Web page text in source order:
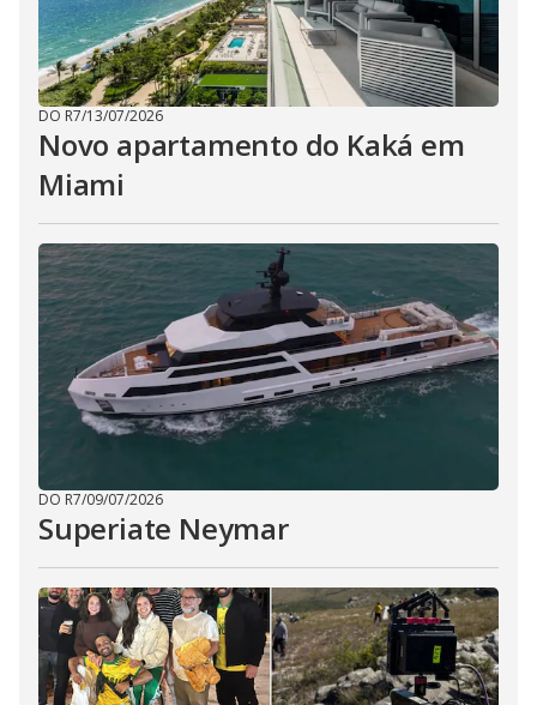
DO R7/13/07/2026
Novo apartamento do Kaká em
Miami
DO R7/09/07/2026
Superiate Neymar